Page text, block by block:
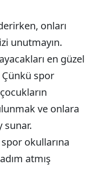
onları
unutmayın.
en güzel
Çünkü spor
ve onlara
sunar.
okullarına
atmış